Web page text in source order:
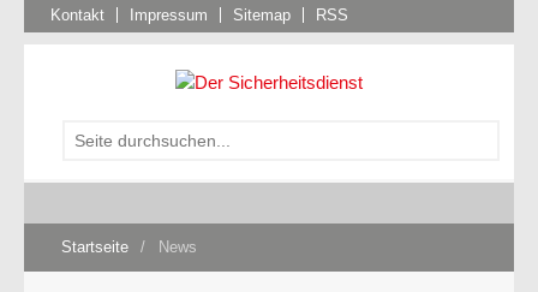
Kontakt Impressum Sitemap RSS
Startseite / News